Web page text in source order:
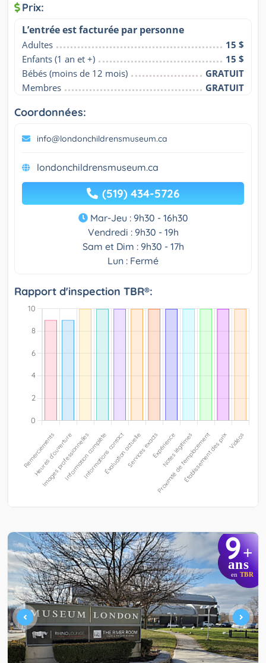
Prix:
L’entrée est facturée par personne
Adultes
15 $
Enfants (1 an et +)
15 $
Bébés (moins de 12 mois)
GRATUIT
Membres
GRATUIT
Coordonnées:
info@londonchildrensmuseum.ca
londonchildrensmuseum.ca
(519) 434-5726
Mar-Jeu : 9h30 - 16h30
Vendredi : 9h30 - 19h
Sam et Dim : 9h30 - 17h
Lun : Fermé
Rapport d'inspection TBR®:
9+
ans
en TBR